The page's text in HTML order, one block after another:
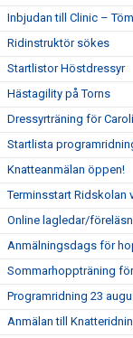
Inbjudan till Clinic –
Ridinstruktör sökes
Startlistor Höstdressyr
Hästagility på Torns
Dressyrträning för
Startlista
Knatteanmälan öppen!
Terminsstart Ridskolan
Online lagledar/
Anmälningsdags för
Sommarhoppträning
Programridning 23
Anmälan till